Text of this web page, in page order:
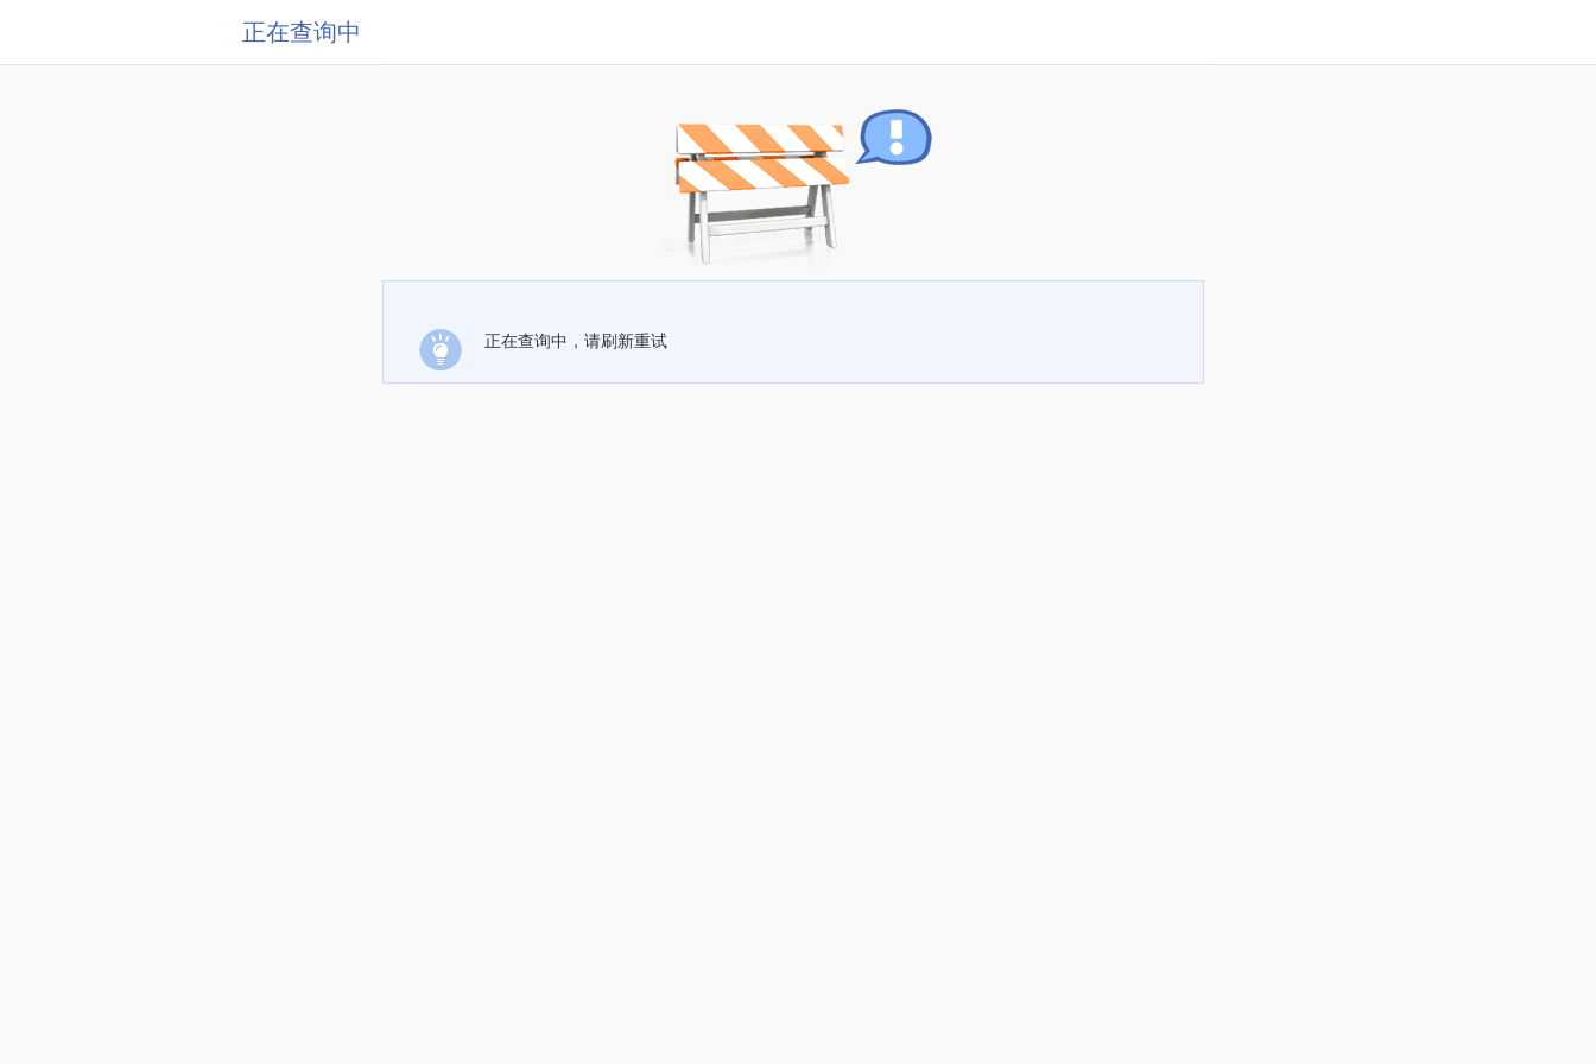
正在查询中
正在查询中，请刷新重试